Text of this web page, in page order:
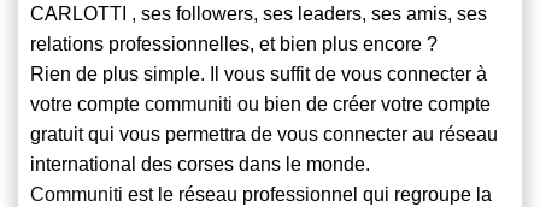
CARLOTTI , ses followers, ses leaders, ses amis, ses
relations professionnelles, et bien plus encore ?
Rien de plus simple. Il vous suffit de vous connecter à
votre compte communiti ou bien de créer votre compte
gratuit qui vous permettra de vous connecter au réseau
international des corses dans le monde.
Communiti est le réseau professionnel qui regroupe la